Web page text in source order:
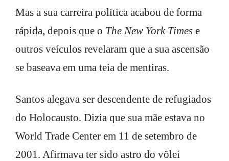
Mas a sua carreira política acabou de forma
rápida, depois que o The New York Times e
outros veículos revelaram que a sua ascensão
se baseava em uma teia de mentiras.
Santos alegava ser descendente de refugiados
do Holocausto. Dizia que sua mãe estava no
World Trade Center em 11 de setembro de
2001. Afirmava ter sido astro do vôlei